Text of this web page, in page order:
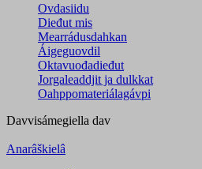
Ovdasiidu
Dieđut mis
Mearrádusdahkan
Áigeguovdil
Oktavuođadieđut
Jorgaleaddjit ja dulkkat
Oahppomateriálagávpi
Davvisámegiella dav
Anarâškielâ